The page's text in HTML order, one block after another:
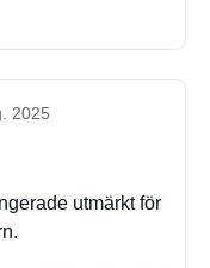
2025
utmärkt för